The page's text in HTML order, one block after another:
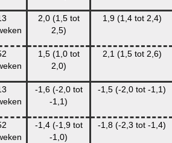
2,0 (1,5 tot
2,5)
1,9 (1,4 tot 2,4)
1,5 (1,0 tot
2,0)
2,1 (1,5 tot 2,6)
-1,6 (-2,0 tot
-1,1)
-1,5 (-2,0 tot -1,1)
-1,4 (-1,9 tot
-1,0)
-1,8 (-2,3 tot -1,4)